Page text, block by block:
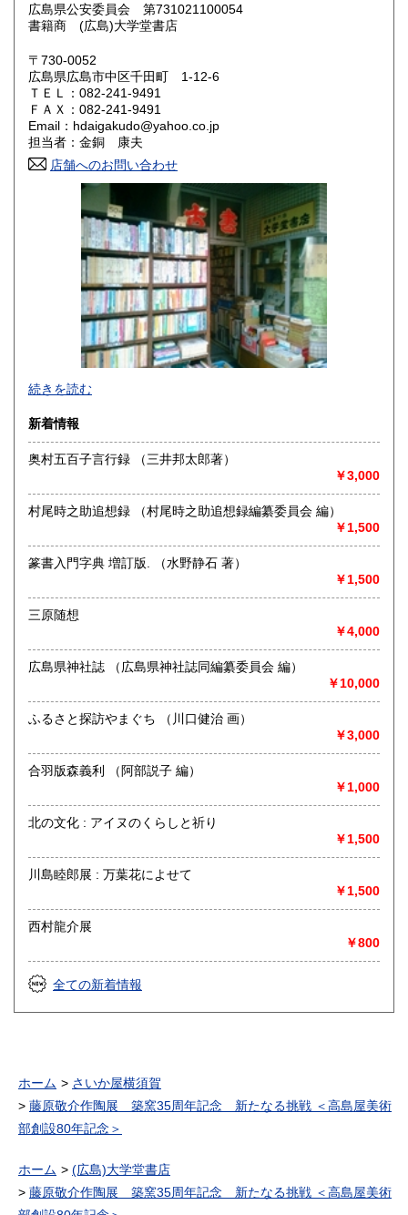
奈良県 250円 和歌山県
岡山県 250円
山口県 250円
香川県 250円
250円 福岡県
250円 長崎県
250円 大分県
250円 鹿児島県
250円
広島県公安委員会 第731021100054
書籍商 (広島)大学堂書店
〒730-0052
広島県広島市中区千田町 1-12-6
ＴＥＬ：082-241-9491
ＦＡＸ：082-241-9491
Email：hdaigakudo@yahoo.co.jp
担当者：金銅 康夫
店舗へのお問い合わせ
午後2時以降のご注文は翌日のご対応となる場合がございま
す。日曜・祭日は店休のため翌日のご対応となります。
■必ずメールを返信しておりますが、メールが届かないケース
があります。返信が無い場合は、お手数ながらお問い合わせ
下さい。
最寄駅：宇品線 日赤病院前
営業時間：10:00〜18:00
書籍の買取について
古書一般（その他）
続きを読む
新着情報
奥村五百子言行録 （三井邦太郎著）
￥3,000
村尾時之助追想録 （村尾時之助追想録編纂委員会 編）
￥1,500
篆書入門字典 増訂版. （水野静石 著）
￥1,500
三原随想
￥4,000
広島県神社誌 （広島県神社誌同編纂委員会 編）
￥10,000
ふるさと探訪やまぐち （川口健治 画）
￥3,000
合羽版森義利 （阿部説子 編）
￥1,000
北の文化 : アイヌのくらしと祈り
￥1,500
川島睦郎展 : 万葉花によせて
￥1,500
西村龍介展
￥800
全ての新着情報
ホーム
さいか屋横須賀
藤原敬介作陶展 築窯35周年記念 新たなる挑戦 ＜高島屋美術
部創設80年記念＞
ホーム
(広島)大学堂書店
藤原敬介作陶展 築窯35周年記念 新たなる挑戦 ＜高島屋美術